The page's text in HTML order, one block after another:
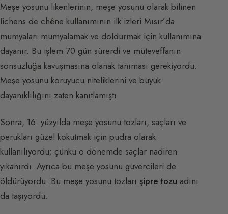
Meşe yosunu likenlerinin, meşe yosunu olarak bilinen
lichens de chêne kullanımının ilk izleri Mısır’da
mumyaları mumyalamak ve doldurmak için kullanımına
dayanır. Bu işlem 70 gün sürerdi ve müteveffanın
sonsuzluğa kavuşmasına olanak tanıması gerekiyordu.
Meşe yosunu koruyucu niteliklerini ve büyük
dayanıklılığını zaten kanıtlamıştı.
Sonra, 16. yüzyılda meşe yosunu tozları, saçları ve
perukları güzel kokutmak için pudra olarak
kullanılıyordu; çünkü o dönemde saçlar nadiren
yıkanırdı. Ayrıca bu meşe yosunu güvercileri de
öldürüyordu. Bu meşe yosunu tozları şipre tozu adını
da taşıyordu.